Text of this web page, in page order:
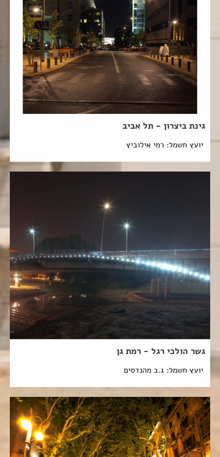
גינת ביצרון - תל אביב
יועץ חשמל: רמי אילוביץ
גשר הולכי רגל - רמת גן
יועץ חשמל: ג.ב מהנדסים